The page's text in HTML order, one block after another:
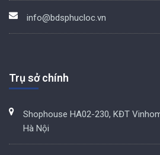
info@bdsphucloc.vn
Trụ sở chính
Shophouse HA02-230, KĐT
Hà Nội